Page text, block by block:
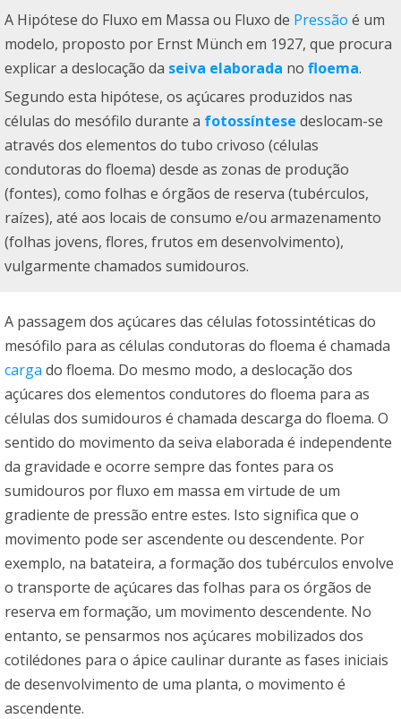
A Hipótese do Fluxo em Massa ou Fluxo de Pressão é um
modelo, proposto por Ernst Münch em 1927, que procura
explicar a deslocação da seiva elaborada no floema.
Segundo esta hipótese, os açúcares produzidos nas
células do mesófilo durante a fotossíntese deslocam-se
através dos elementos do tubo crivoso (células
condutoras do floema) desde as zonas de produção
(fontes), como folhas e órgãos de reserva (tubérculos,
raízes), até aos locais de consumo e/ou armazenamento
(folhas jovens, flores, frutos em desenvolvimento),
vulgarmente chamados sumidouros.
A passagem dos açúcares das células fotossintéticas do
mesófilo para as células condutoras do floema é chamada
carga do floema. Do mesmo modo, a deslocação dos
açúcares dos elementos condutores do floema para as
células dos sumidouros é chamada descarga do floema. O
sentido do movimento da seiva elaborada é independente
da gravidade e ocorre sempre das fontes para os
sumidouros por fluxo em massa em virtude de um
gradiente de pressão entre estes. Isto significa que o
movimento pode ser ascendente ou descendente. Por
exemplo, na batateira, a formação dos tubérculos envolve
o transporte de açúcares das folhas para os órgãos de
reserva em formação, um movimento descendente. No
entanto, se pensarmos nos açúcares mobilizados dos
cotilédones para o ápice caulinar durante as fases iniciais
de desenvolvimento de uma planta, o movimento é
ascendente.